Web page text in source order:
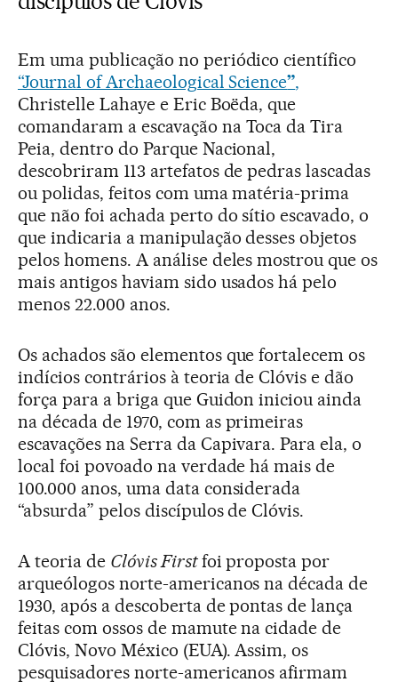
Em uma publicação no periódico científico
“Journal of Archaeological Science”,
Christelle Lahaye e Eric Boëda, que
comandaram a escavação na Toca da Tira
Peia, dentro do Parque Nacional,
descobriram 113 artefatos de pedras lascadas
ou polidas, feitos com uma matéria-prima
que não foi achada perto do sítio escavado, o
que indicaria a manipulação desses objetos
pelos homens. A análise deles mostrou que os
mais antigos haviam sido usados há pelo
menos 22.000 anos.
Os achados são elementos que fortalecem os
indícios contrários à teoria de Clóvis e dão
força para a briga que Guidon iniciou ainda
na década de 1970, com as primeiras
escavações na Serra da Capivara. Para ela, o
local foi povoado na verdade há mais de
100.000 anos, uma data considerada
“absurda” pelos discípulos de Clóvis.
A teoria de Clóvis Firstfoi proposta por
arqueólogos norte-americanos na década de
1930, após a descoberta de pontas de lança
feitas com ossos de mamute na cidade de
Clóvis, Novo México (EUA). Assim, os
pesquisadores norte-americanos afirmam